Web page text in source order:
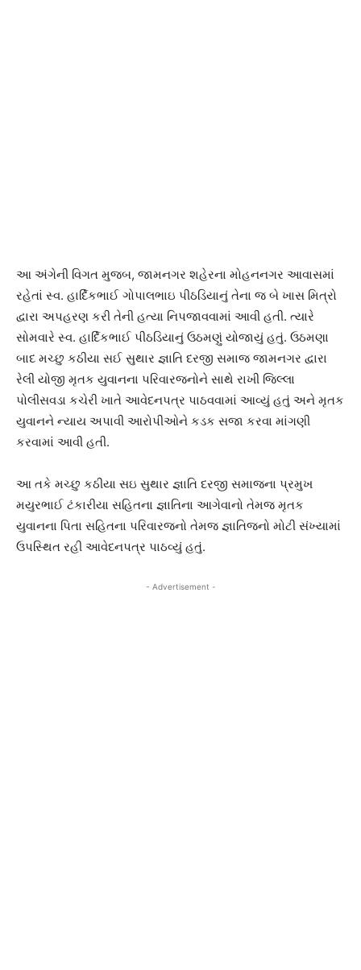
આ અંગેની વિગત મુજબ, જામનગર શહેરના મોહનનગર આવાસમાં
રહેતાં સ્વ. હાર્દિકભાઈ ગોપાલભાઇ પીઠડિયાનું તેના જ બે ખાસ મિત્રો
દ્વારા અપહરણ કરી તેની હત્યા નિપજાવવામાં આવી હતી. ત્યારે
સોમવારે સ્વ. હાર્દિકભાઈ પીઠડિયાનું ઉઠમણું યોજાયું હતું. ઉઠમણા
બાદ મચ્છુ કઠીયા સઈ સુથાર જ્ઞાતિ દરજી સમાજ જામનગર દ્વારા
રેલી યોજી મૃતક યુવાનના પરિવારજનોને સાથે રાખી જિલ્લા
પોલીસવડા કચેરી ખાતે આવેદનપત્ર પાઠવવામાં આવ્યું હતું અને મૃતક
યુવાનને ન્યાય અપાવી આરોપીઓને કડક સજા કરવા માંગણી
કરવામાં આવી હતી.
આ તકે મચ્છુ કઠીયા સઇ સુથાર જ્ઞાતિ દરજી સમાજના પ્રમુખ
મયુરભાઈ ટંકારીયા સહિતના જ્ઞાતિના આગેવાનો તેમજ મૃતક
યુવાનના પિતા સહિતના પરિવારજનો તેમજ જ્ઞાતિજનો મોટી સંખ્યામાં
ઉપસ્થિત રહી આવેદનપત્ર પાઠવ્યું હતું.
- Advertisement -